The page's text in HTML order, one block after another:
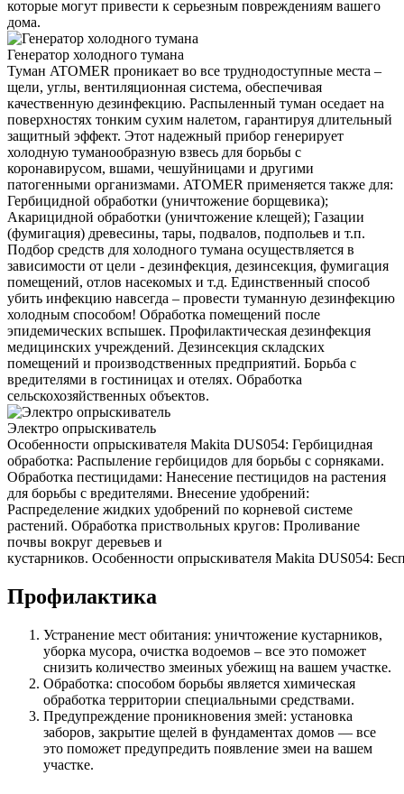
которые могут привести к серьезным повреждениям вашего
дома.
Генератор холодного тумана
Туман ATOMER проникает во все труднодоступные места –
щели, углы, вентиляционная система, обеспечивая
качественную дезинфекцию. Распыленный туман оседает на
поверхностях тонким сухим налетом, гарантируя длительный
защитный эффект. Этот надежный прибор генерирует
холодную туманообразную взвесь для борьбы с
коронавирусом, вшами, чешуйницами и другими
патогенными организмами. ATOMER применяется также для:
Гербицидной обработки (уничтожение борщевика);
Акарицидной обработки (уничтожение клещей); Газации
(фумигация) древесины, тары, подвалов, подпольев и т.п.
Подбор средств для холодного тумана осуществляется в
зависимости от цели - дезинфекция, дезинсекция, фумигация
помещений, отлов насекомых и т.д. Единственный способ
убить инфекцию навсегда – провести туманную дезинфекцию
холодным способом! Обработка помещений после
эпидемических вспышек. Профилактическая дезинфекция
медицинских учреждений. Дезинсекция складских
помещений и производственных предприятий. Борьба с
вредителями в гостиницах и отелях. Обработка
сельскохозяйственных объектов.
Электро опрыскиватель
Особенности опрыскивателя Makita DUS054: Гербицидная
обработка: Распыление гербицидов для борьбы с сорняками.
Обработка пестицидами: Нанесение пестицидов на растения
для борьбы с вредителями. Внесение удобрений:
Распределение жидких удобрений по корневой системе
растений. Обработка приствольных кругов: Проливание
почвы вокруг деревьев и
кустарников. Особенности опрыскивателя Makita DUS054:
Профилактика
Устранение мест обитания: уничтожение кустарников,
уборка мусора, очистка водоемов – все это поможет
снизить количество змеиных убежищ на вашем участке.
Обработка: способом борьбы является химическая
обработка территории специальными средствами.
Предупреждение проникновения змей: установка
заборов, закрытие щелей в фундаментах домов — все
это поможет предупредить появление змеи на вашем
участке.